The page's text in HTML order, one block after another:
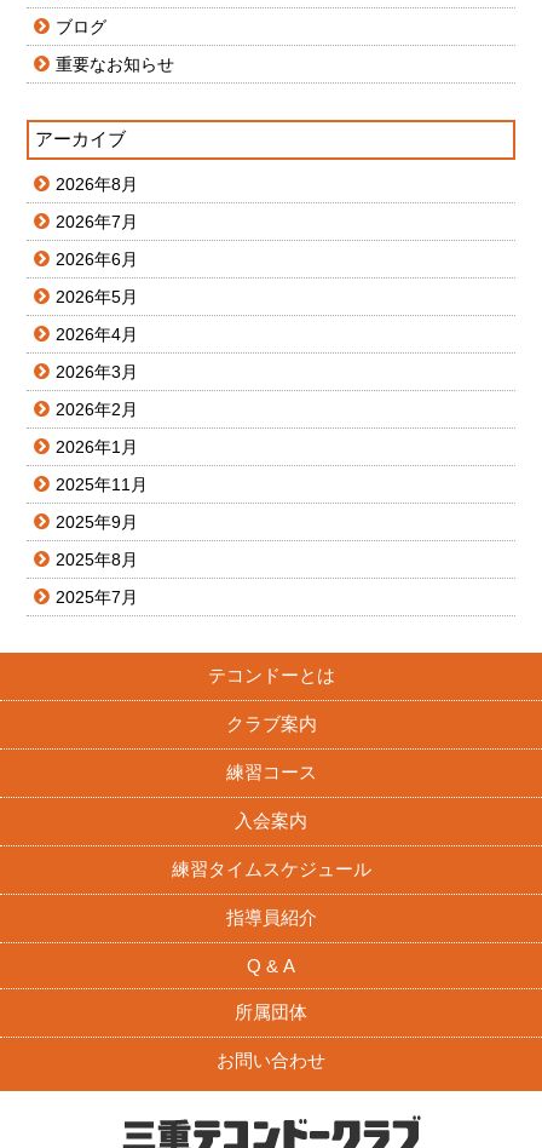
ブログ
重要なお知らせ
アーカイブ
2026年8月
2026年7月
2026年6月
2026年5月
2026年4月
2026年3月
2026年2月
2026年1月
2025年11月
2025年9月
2025年8月
2025年7月
テコンドーとは
クラブ案内
練習コース
入会案内
練習タイムスケジュール
指導員紹介
Q & A
所属団体
お問い合わせ